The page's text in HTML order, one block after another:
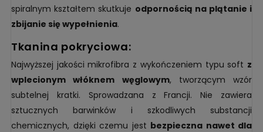
spiralnym kształtem skutkuje odpornością na plątanie i
zbijanie się wypełnienia.
tkanina pokryciowa:
Najwyższej jakości mikrofibra z wykończeniem typu soft z
wplecionym włóknem węglowym, tworzącym wzór
subtelnej kratki. Sprowadzana z Francji. Nie zawiera
sztucznych barwinków i szkodliwych substancji
chemicznych, dzięki czemu jest bezpieczna nawet dla